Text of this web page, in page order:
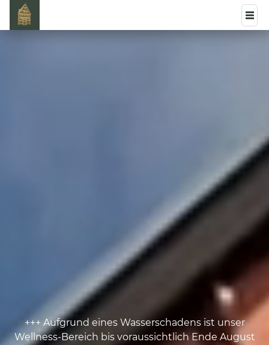
+++ Aufgrund eines Wasserschadens ist unser
Wellness-Bereich bis voraussichtlich Ende August